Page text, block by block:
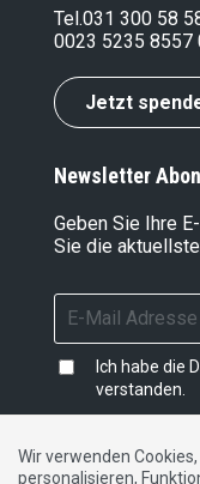
Tel.031 300 58
0023 5235 8557
Jetzt
Newsletter
Geben Sie Ihre
Sie die
Ich habe die
verstanden.
Wir verwenden
personalisieren,